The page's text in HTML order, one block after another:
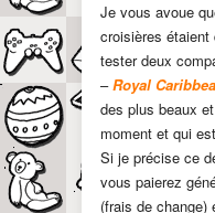
Je vous avoue
croisières étaient
tester deux
–Royal
des plus beaux
moment et qui
Si je précise ce
vous paierez
(frais de change)